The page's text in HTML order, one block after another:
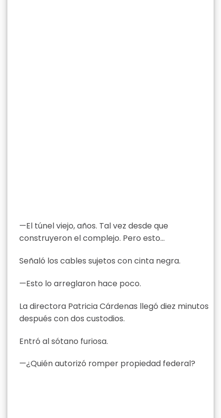
—El túnel viejo, años. Tal vez desde que
construyeron el complejo. Pero esto…
Señaló los cables sujetos con cinta negra.
—Esto lo arreglaron hace poco.
La directora Patricia Cárdenas llegó diez minutos
después con dos custodios.
Entró al sótano furiosa.
—¿Quién autorizó romper propiedad federal?